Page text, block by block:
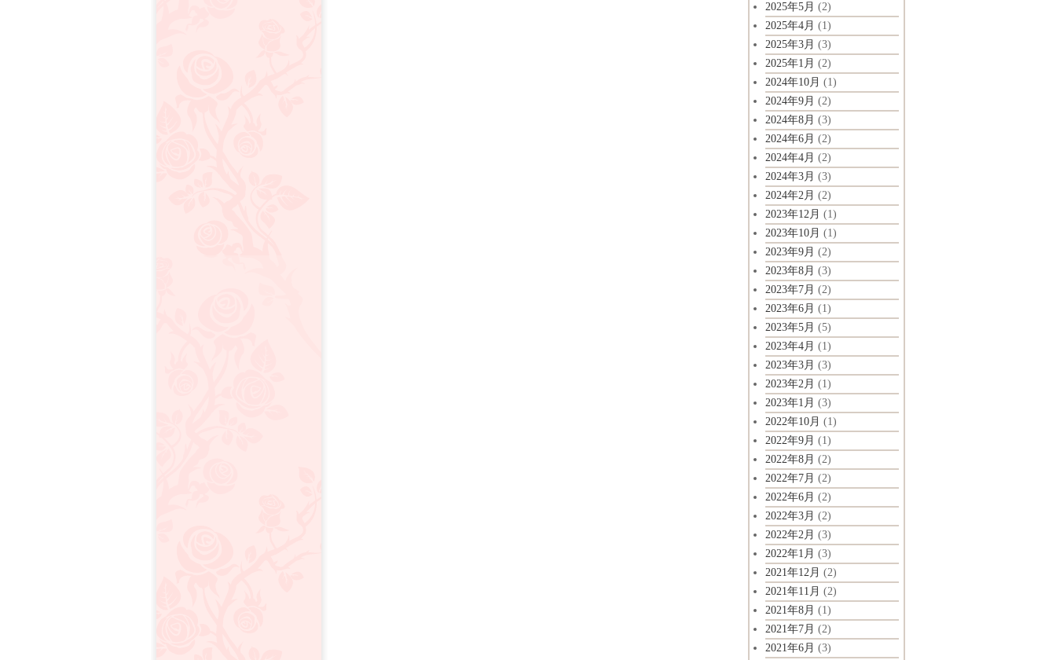
2025年5月 (2)
2025年4月 (1)
2025年3月 (3)
2025年1月 (2)
2024年10月 (1)
2024年9月 (2)
2024年8月 (3)
2024年6月 (2)
2024年4月 (2)
2024年3月 (3)
2024年2月 (2)
2023年12月 (1)
2023年10月 (1)
2023年9月 (2)
2023年8月 (3)
2023年7月 (2)
2023年6月 (1)
2023年5月 (5)
2023年4月 (1)
2023年3月 (3)
2023年2月 (1)
2023年1月 (3)
2022年10月 (1)
2022年9月 (1)
2022年8月 (2)
2022年7月 (2)
2022年6月 (2)
2022年3月 (2)
2022年2月 (3)
2022年1月 (3)
2021年12月 (2)
2021年11月 (2)
2021年8月 (1)
2021年7月 (2)
2021年6月 (3)